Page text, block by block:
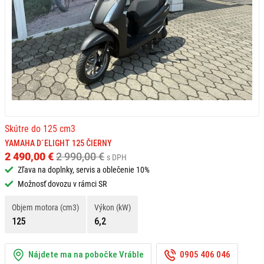
Skútre do 125 cm3
YAMAHA D´ELIGHT 125 ČIERNY
2 990,00 €
2 490,00 €
s DPH
Zľava na doplnky, servis a oblečenie 10%
Možnosť dovozu v rámci SR
Objem motora (cm3)
125
Výkon (kW)
6,2
Nájdete ma na pobočke Vráble 0905 406 046